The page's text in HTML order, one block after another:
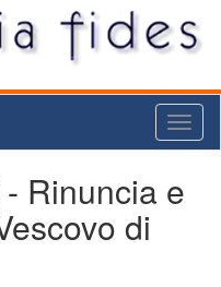
Rinuncia e
di